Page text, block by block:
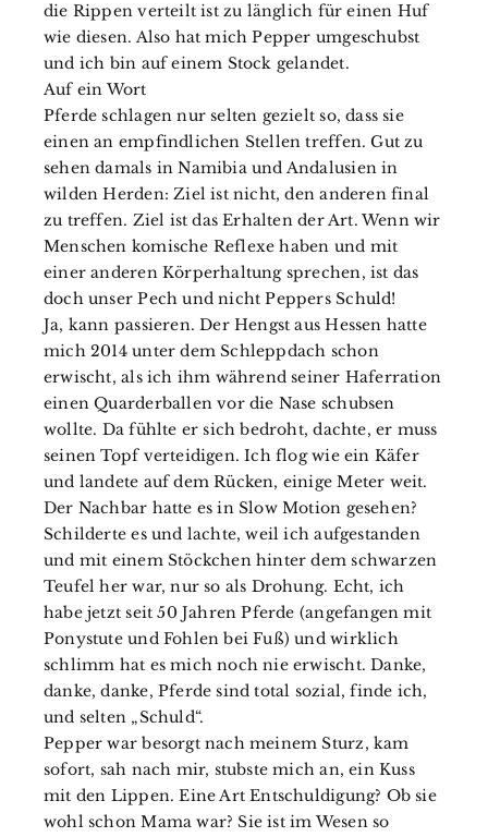
die Rippen verteilt ist zu länglich für einen Huf
wie diesen. Also hat mich Pepper umgeschubst
und ich bin auf einem Stock gelandet.
Auf ein Wort
Pferde schlagen nur selten gezielt so, dass sie
einen an empfindlichen Stellen treffen. Gut zu
sehen damals in Namibia und Andalusien in
wilden Herden: Ziel ist nicht, den anderen final
zu treffen. Ziel ist das Erhalten der Art. Wenn wir
Menschen komische Reflexe haben und mit
einer anderen Körperhaltung sprechen, ist das
doch unser Pech und nicht Peppers Schuld!
Ja, kann passieren. Der Hengst aus Hessen hatte
mich 2014 unter dem Schleppdach schon
erwischt, als ich ihm während seiner Haferration
einen Quarderballen vor die Nase schubsen
wollte. Da fühlte er sich bedroht, dachte, er muss
seinen Topf verteidigen. Ich flog wie ein Käfer
und landete auf dem Rücken, einige Meter weit.
Der Nachbar hatte es in Slow Motion gesehen?
Schilderte es und lachte, weil ich aufgestanden
und mit einem Stöckchen hinter dem schwarzen
Teufel her war, nur so als Drohung. Echt, ich
habe jetzt seit 50 Jahren Pferde (angefangen mit
Ponystute und Fohlen bei Fuß) und wirklich
schlimm hat es mich noch nie erwischt. Danke,
danke, danke, Pferde sind total sozial, finde ich,
und selten „Schuld“.
Pepper war besorgt nach meinem Sturz, kam
sofort, sah nach mir, stubste mich an, ein Kuss
mit den Lippen. Eine Art Entschuldigung? Ob sie
wohl schon Mama war? Sie ist im Wesen so